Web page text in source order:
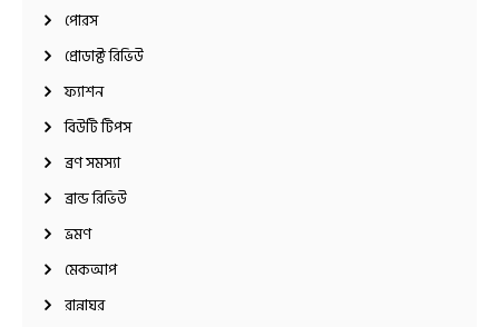
পোরস
প্রোডাক্ট রিভিউ
ফ্যাশন
বিউটি টিপস
ব্রণ সমস্যা
ব্রান্ড রিভিউ
ভ্রমণ
মেকআপ
রান্নাঘর